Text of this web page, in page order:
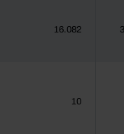
16.082
10